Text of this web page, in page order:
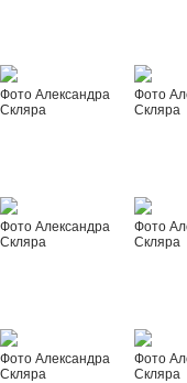
Фото Александра
Скляра
Фото
Скляра
Фото Александра
Скляра
Фото
Скляра
Фото Александра
Скляра
Фото
Скляра